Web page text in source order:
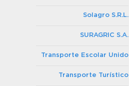
Solagro S.R.L.
SURAGRIC S.A.
Transporte Escolar Unido
Transporte Turístico